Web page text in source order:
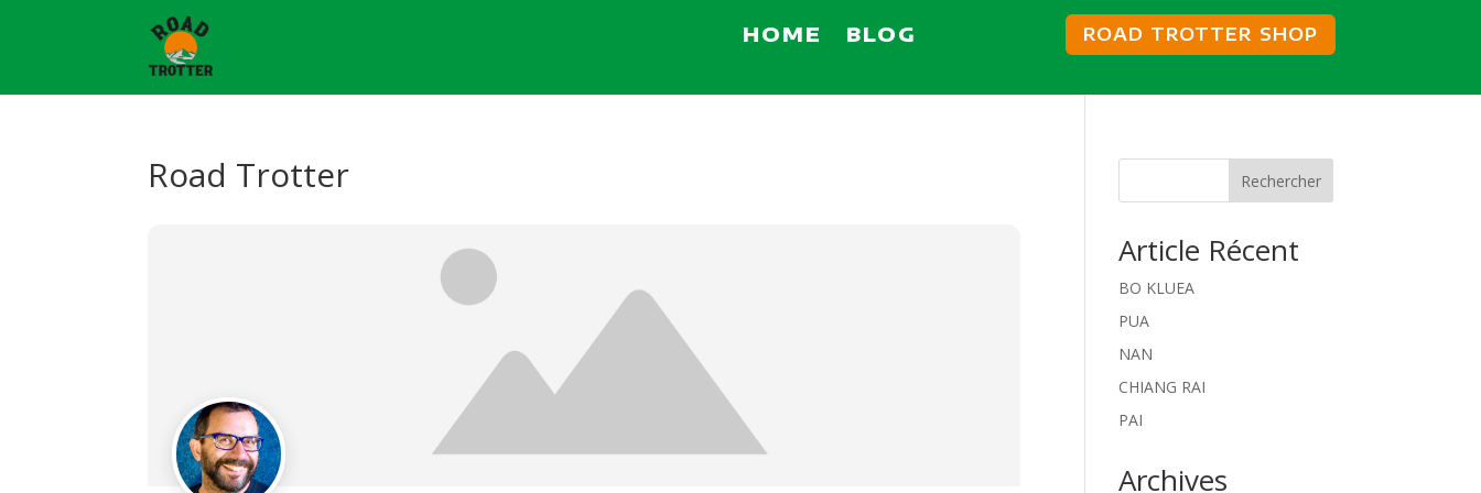
HOME BLOG ROAD TROTTER SHOP
Road Trotter Rechercher
Article Récent
BO KLUEA
PUA
NAN
CHIANG RAI
PAI
Archives